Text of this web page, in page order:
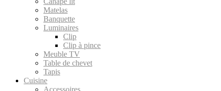
Matelas
Banquette
Luminaires
Clip
Clip à pince
Meuble TV
Table de chevet
Tapis
Cuisine
Accessoires